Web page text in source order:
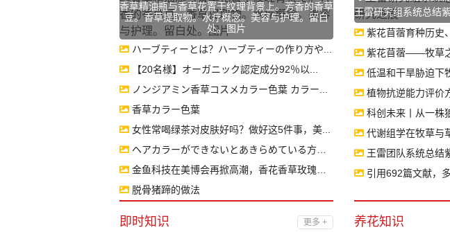
香草精油瓶与香草花置于纹理背景上。芳香的香草
豆。香草提取物。水疗概念。美容与护理。留白
处。图片
ハーブティーとは？ハーブティーの作り方や...
【20名様】オーガニック認定成分92％以...
ノンジアミン香草コスメカラー色葉 カラー...
香草カラー色葉
女性常喝绿茶对皮肤好吗？做好这5件事，美...
ヘアカラーができないとあきらめている方へ...
金鱼科技在美博会再掀高潮，香花香草玫瑰香...
脱骨猪蹄的做法
王雷研究组系统总结
紫花苜蓿育种历史
紫花苜蓿——牧草
低温和干旱胁迫下
植物抗逆能力评价
科创未来丨从一株
代谢组学在牧草与
王雷团队系统总结
引用692篇文献，
即时知识 更多 + 养花知识